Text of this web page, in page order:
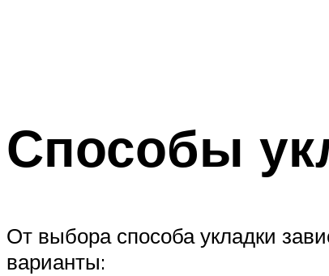
Способы
От выбора способа укладки
варианты: